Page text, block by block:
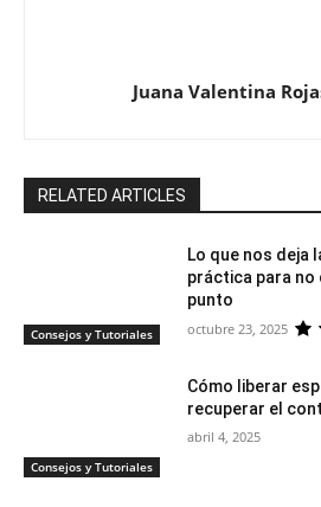
Juana Valentina
RELATED ARTICLES
Consejos y Tutoriales
Lo que nos deja
práctica para no
punto
octubre 23, 2025
Consejos y Tutoriales
Cómo liberar
recuperar el
abril 4, 2025